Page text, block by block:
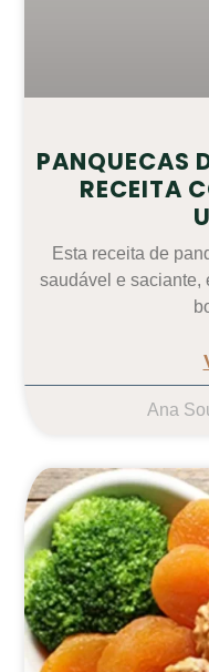
PANQUECAS
RECEITA
Esta receita de
saudável e saciante,
Ana